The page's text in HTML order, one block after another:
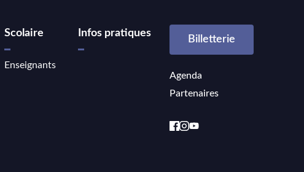
Scolaire
Enseignants
Infos pratiques
Billetterie
Agenda
Partenaires